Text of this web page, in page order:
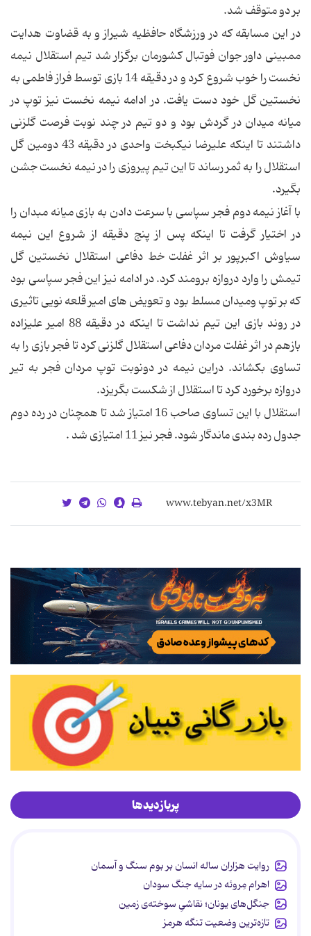
بر دو متوقف شد.
در این مسابقه كه در ورزشگاه حافظیه شیراز و به قضاوت هدایت
ممبینی داور جوان فوتبال كشورمان برگزار شد تیم استقلال نیمه
نخست را خوب شروع كرد و در دقیقه 14 بازی توسط فراز فاطمی به
نخستین گل خود دست یافت. در ادامه نیمه نخست نیز توپ در
میانه میدان در گردش بود و دو تیم در چند نوبت فرصت گلزنی
داشتند تا اینكه علیرضا نیكبخت واحدی در دقیقه 43 دومین گل
استقلال را به ثمر رساند تا این تیم پیروزی را در نیمه نخست جشن
بگیرد.
با آغاز نیمه دوم فجر سپاسی با سرعت دادن به بازی میانه مبدان را
در اختیار گرفت تا اینكه پس از پنج دقیقه از شروع این نیمه
سیاوش اكبرپور بر اثر غفلت خط دفاعی استقلال نخستین گل
تیمش را وارد دروازه برومند كرد. در ادامه نیز این فجر سپاسی بود
كه بر توپ ومیدان مسلط بود و تعویض های امیر قلعه نویی تاثیری
در روند بازی این تیم نداشت تا اینكه در دقیقه 88 امیر علیزاده
بازهم در اثر غفلت مردان دفاعی استقلال گلزنی كرد تا فجر بازی را به
تساوی بكشاند. دراین نیمه در دونوبت توپ مردان فجر به تیر
دروازه برخورد كرد تا استقلال از شكست بگریزد.
استقلال با این تساوی صاحب 16 امتیاز شد تا همچنان در رده دوم
جدول رده بندی ماندگار شود. فجر نیز 11 امتیازی شد .
پربازدیدها
روایت هزاران ساله انسان بر بوم سنگ و آسمان
اهرام مِروئه در سایه جنگ سودان
جنگل‌های یونان؛ نقاشیِ سوخته‌ی زمین
تازه‌ترین وضعیت تنگه هرمز